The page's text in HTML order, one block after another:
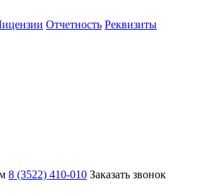
Отчетность Реквизиты
8 (3522) 410-010 Заказать звонок